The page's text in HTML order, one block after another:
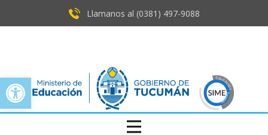
Open toolbar
Llamanos al (0381) ​497-9088